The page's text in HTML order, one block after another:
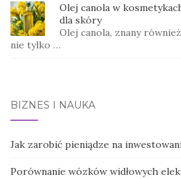
Olej canola w
dla skóry
Olej canola, znany
nie tylko …
BIZNES I NAUKA
Jak zarobić pieniądze na
Porównanie wózków widłowych